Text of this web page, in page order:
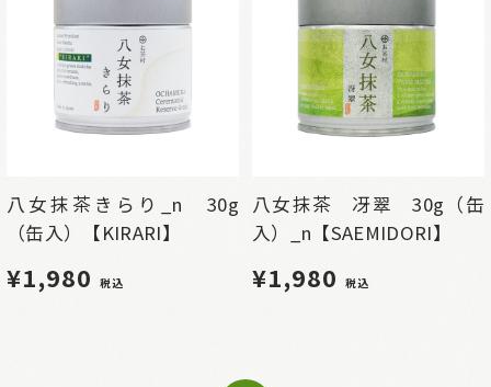
八女抹茶きらり_n 30g
（缶入）【KIRARI】
¥1,980 税込
八女抹茶 冴翠 30g（缶
入）_n【SAEMIDORI】
¥1,980 税込